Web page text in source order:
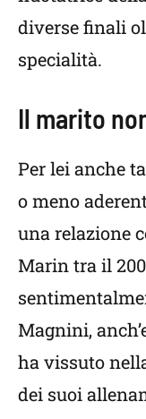
diverse finali
specialità.
Il marito
Per lei anche
o meno
una relazione
Marin tra il
Magnini,
ha vissuto
dei suoi